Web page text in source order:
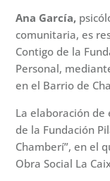
Ana García,
comunitaria, es
Contigo de la
Personal,
en el Barrio de
La elaboración
de la Fundación
Chamberí”, en el
Obra Social La